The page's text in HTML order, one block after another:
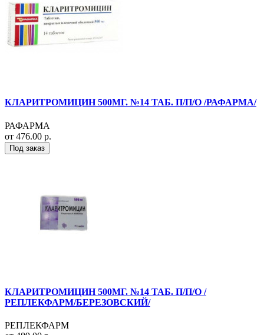
КЛАРИТРОМИЦИН 500МГ. №14 ТАБ. П/П/О /РАФАРМА/
РАФАРМА
от 476.00 р.
Под заказ
КЛАРИТРОМИЦИН 500МГ. №14 ТАБ. П/П/О /
РЕПЛЕКФАРМ/БЕРЕЗОВСКИЙ/
РЕПЛЕКФАРМ